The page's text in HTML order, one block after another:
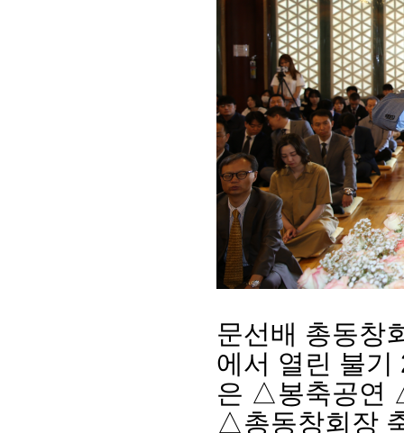
문선배 총동창
에서 열린 불기
은 △봉축공연
△총동창회장